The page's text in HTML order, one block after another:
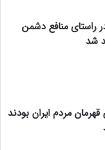
راستای منافع دشمن
شد
مردم ایران بودند